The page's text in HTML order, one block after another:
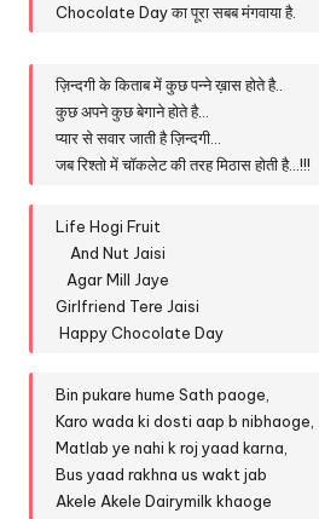
Chocolate Day का पूरा सबब मंगवाया है.
ज़िन्दगी के किताब में कुछ पन्ने ख़ास होते है..
कुछ अपने कुछ बेगाने होते है…
प्यार से सवार जाती है ज़िन्दगी…
जब रिश्तो में चॉकलेट की तरह मिठास होती है…!!!
Life Hogi Fruit
And Nut Jaisi
Agar Mill Jaye
Girlfriend Tere Jaisi
Happy Chocolate Day
Bin pukare hume Sath paoge,
Karo wada ki dosti aap b nibhaoge,
Matlab ye nahi k roj yaad karna,
Bus yaad rakhna us wakt jab
Akele Akele Dairymilk khaoge